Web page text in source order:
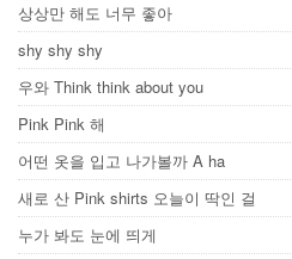
상상만 해도 너무 좋아
shy shy shy
우와 Think think about you
Pink Pink 해
어떤 옷을 입고 나가볼까 A ha
새로 산 Pink shirts 오늘이 딱인 걸
누가 봐도 눈에 띄게